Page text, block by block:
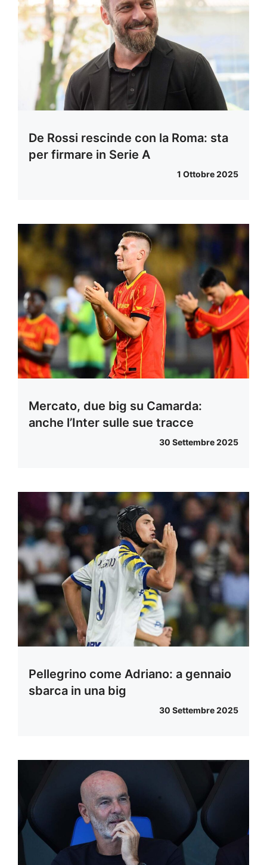
De Rossi rescinde con la Roma: sta
per firmare in Serie A
1 Ottobre 2025
Mercato, due big su Camarda:
anche l’Inter sulle sue tracce
30 Settembre 2025
Pellegrino come Adriano: a gennaio
sbarca in una big
30 Settembre 2025